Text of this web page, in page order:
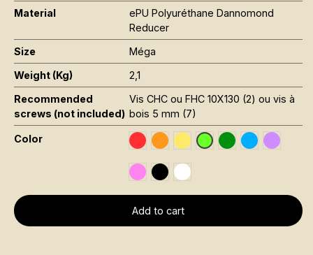
Material
ePU Polyuréthane Dannomond
Reducer
Size
Méga
Weight (Kg)
2,1
Recommended
screws (not included)
Vis CHC ou FHC 10X130 (2) ou vis à
bois 5 mm (7)
Color Rouge RAL 3020
Orange Fluo RAL 2005
Jaune Pantone 116C
Vert Fluo Pantone
Vert Foncé RAL
Bleu RAL
Violet
Rose Fluo 806C
Noir RAL 9005
Blanc RAL 9016
Add to cart